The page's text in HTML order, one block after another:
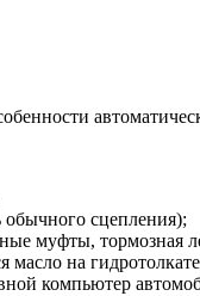
обычного сцепления);
муфты, тормозная
масло на
компьютер